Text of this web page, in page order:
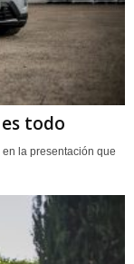
todo
la presentación que